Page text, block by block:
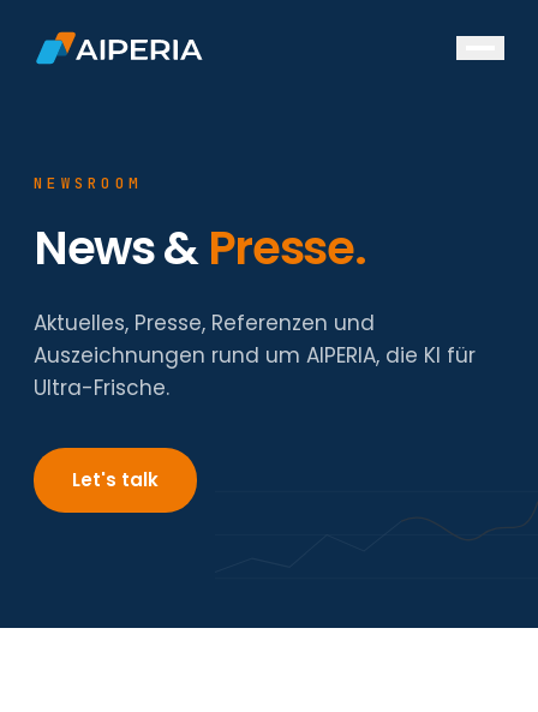
Bäckereien
Supermärkte
Referenzen
Unsere Whitepaper
Events
News
Über uns
NEWSROOM
News &Presse.
Aktuelles, Presse, Referenzen und
Auszeichnungen rund um AIPERIA, die KI für
Ultra-Frische.
Let's talk